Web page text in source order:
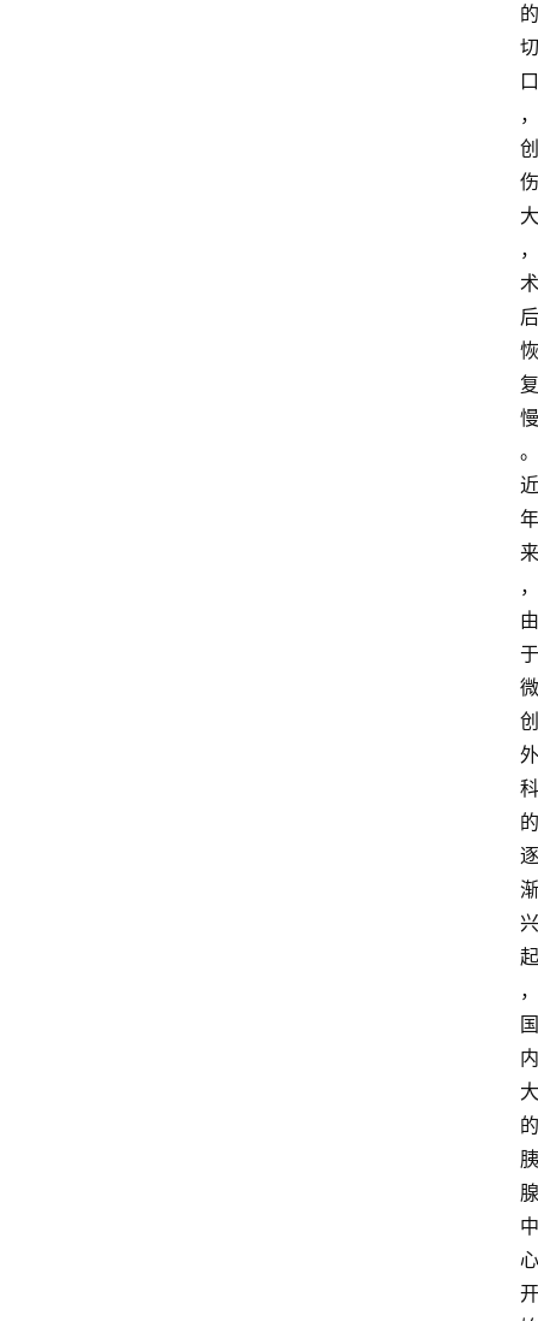
的
切
口
，
创
伤
大
，
术
后
恢
复
慢
。
近
年
来
，
由
于
微
创
外
科
的
逐
渐
兴
起
，
国
内
大
的
胰
腺
中
心
开